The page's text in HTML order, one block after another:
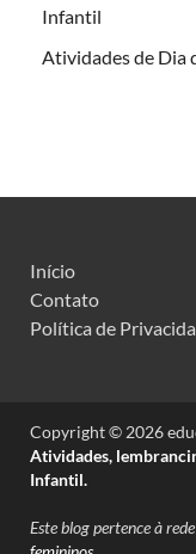
Infantil
Atividades de Dia
Início
Contato
Política de
Copyright © 2026
Atividades,
Infantil.
Este blog pertence à